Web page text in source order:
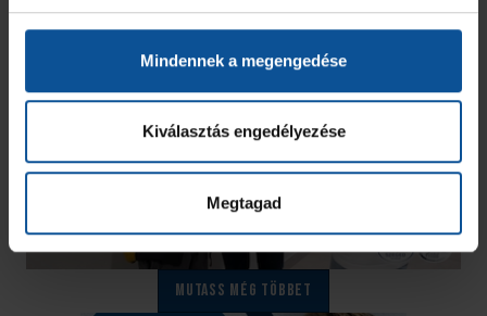
Mindennek a megengedése
Kiválasztás engedélyezése
Megtagad
Mutass még többet